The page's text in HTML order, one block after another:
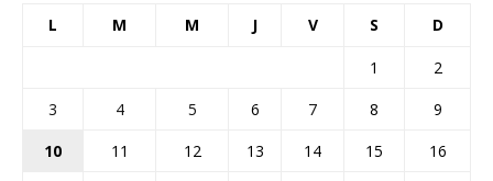
L M M J V S D
1
2
3
4 5 6 7 8
9
10
11 12 13 14 15
16